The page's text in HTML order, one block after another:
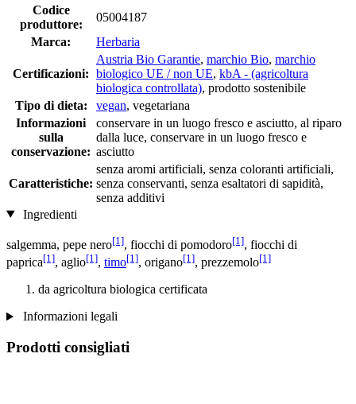
Codice
produttore:
05004187
Marca:
Herbaria
Certificazioni:
Austria Bio Garantie, marchio Bio, marchio
biologico UE / non UE, kbA - (agricoltura
biologica controllata), prodotto sostenibile
Tipo di dieta:
vegan, vegetariana
Informazioni
sulla
conservazione:
conservare in un luogo fresco e asciutto, al riparo
dalla luce, conservare in un luogo fresco e
asciutto
Caratteristiche:
senza aromi artificiali, senza coloranti artificiali,
senza conservanti, senza esaltatori di sapidità,
senza additivi
Ingredienti
salgemma, pepe nero[1], fiocchi di pomodoro[1], fiocchi di
paprica[1], aglio[1], timo[1], origano[1], prezzemolo[1]
da agricoltura biologica certificata
Informazioni legali
Prodotti consigliati